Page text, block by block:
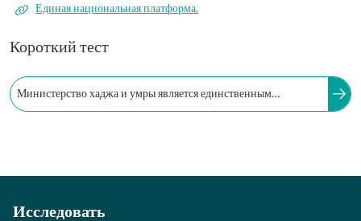
Единая национальная платформа.
Короткий тест
Министерство хаджа и умры является единственным
Исследовать